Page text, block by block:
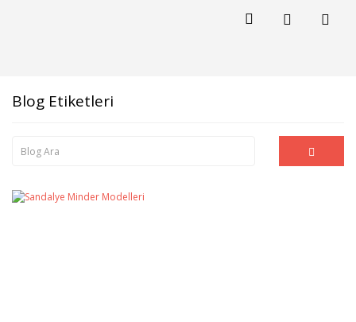
Blog Etiketleri